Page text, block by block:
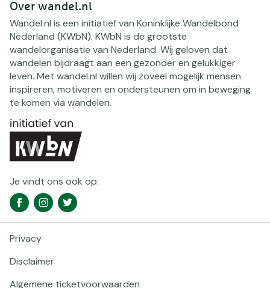
Over wandel.nl
Wandel.nl is een initiatief van Koninklijke Wandelbond
Nederland (KWbN). KWbN is de grootste
wandelorganisatie van Nederland. Wij geloven dat
wandelen bijdraagt aan een gezonder en gelukkiger
leven. Met wandel.nl willen wij zoveel mogelijk mensen
inspireren, motiveren en ondersteunen om in beweging
te komen via wandelen.
Je vindt ons ook op:
Social
media
FacebookInstagramTwitter
Footer
navigatie
Privacy
Disclaimer
Algemene ticketvoorwaarden